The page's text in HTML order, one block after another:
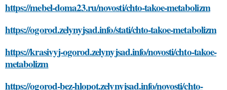
https://mebel-doma23.ru/novosti/chto-takoe-metabolizm
https://ogorod.zelynyjsad.info/stati/chto-takoe-metabolizm
https://krasivyj-ogorod.zelynyjsad.info/novosti/chto-takoe-
metabolizm
https://ogorod-bez-hlopot.zelynyjsad.info/novosti/chto-